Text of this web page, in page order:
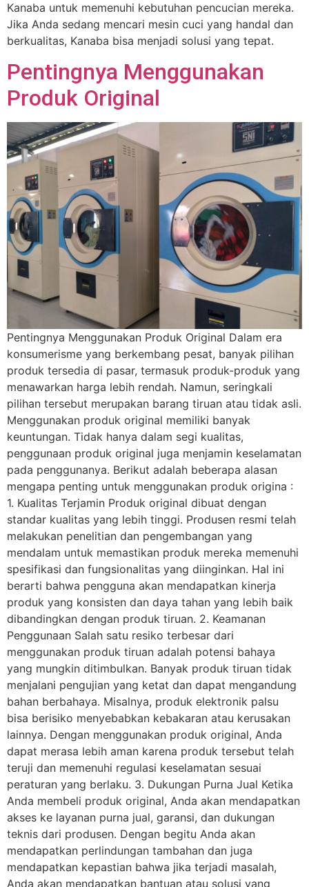
Kanaba untuk memenuhi kebutuhan pencucian mereka.
Jika Anda sedang mencari mesin cuci yang handal dan
berkualitas, Kanaba bisa menjadi solusi yang tepat.
Pentingnya Menggunakan
Produk Original
Pentingnya Menggunakan Produk Original Dalam era
konsumerisme yang berkembang pesat, banyak pilihan
produk tersedia di pasar, termasuk produk-produk yang
menawarkan harga lebih rendah. Namun, seringkali
pilihan tersebut merupakan barang tiruan atau tidak asli.
Menggunakan produk original memiliki banyak
keuntungan. Tidak hanya dalam segi kualitas,
penggunaan produk original juga menjamin keselamatan
pada penggunanya. Berikut adalah beberapa alasan
mengapa penting untuk menggunakan produk origina :
1. Kualitas Terjamin Produk original dibuat dengan
standar kualitas yang lebih tinggi. Produsen resmi telah
melakukan penelitian dan pengembangan yang
mendalam untuk memastikan produk mereka memenuhi
spesifikasi dan fungsionalitas yang diinginkan. Hal ini
berarti bahwa pengguna akan mendapatkan kinerja
produk yang konsisten dan daya tahan yang lebih baik
dibandingkan dengan produk tiruan. 2. Keamanan
Penggunaan Salah satu resiko terbesar dari
menggunakan produk tiruan adalah potensi bahaya
yang mungkin ditimbulkan. Banyak produk tiruan tidak
menjalani pengujian yang ketat dan dapat mengandung
bahan berbahaya. Misalnya, produk elektronik palsu
bisa berisiko menyebabkan kebakaran atau kerusakan
lainnya. Dengan menggunakan produk original, Anda
dapat merasa lebih aman karena produk tersebut telah
teruji dan memenuhi regulasi keselamatan sesuai
peraturan yang berlaku. 3. Dukungan Purna Jual Ketika
Anda membeli produk original, Anda akan mendapatkan
akses ke layanan purna jual, garansi, dan dukungan
teknis dari produsen. Dengan begitu Anda akan
mendapatkan perlindungan tambahan dan juga
mendapatkan kepastian bahwa jika terjadi masalah,
Anda akan mendapatkan bantuan atau solusi yang